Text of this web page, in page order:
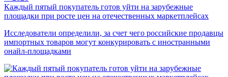
Каждый пятый покупатель готов уйти на зарубежные
площадки при росте цен на отечественных маркетплейсах
Исследователи определили, за счет чего российские продавцы
импортных товаров могут конкурировать с иностранными
онайл-площадками